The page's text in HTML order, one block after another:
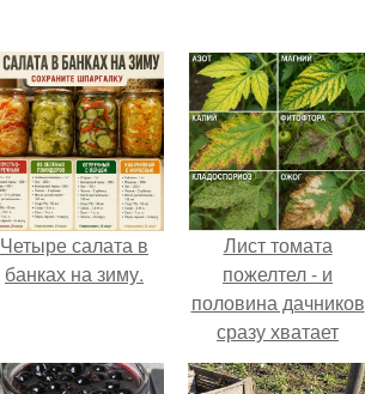
Четыре салата в
банках на зиму.
Лист томата
пожелтел - и
половина дачников
сразу хватает
удобрение.